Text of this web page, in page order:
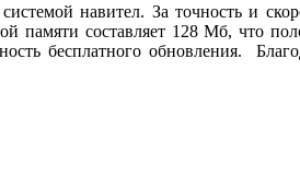
навител. За точность и
составляет 128 Мб, что
бесплатного обновления.